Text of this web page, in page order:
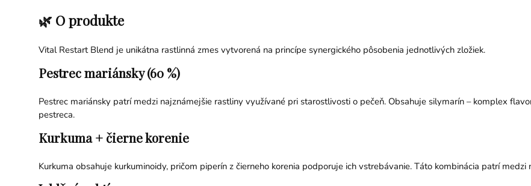
🌿 O produkte
Vital Restart Blend je unikátna rastlinná zmes vytvorená na princípe synergického pôsobenia jednotlivých zložiek.
Pestrec mariánsky (60 %)
Pestrec mariánsky patrí medzi najznámejšie rastliny využívané pri starostlivosti o pečeň. Obsahuje silymarín – komplex
pestreca.
Kurkuma + čierne korenie
Kurkuma obsahuje kurkuminoidy, pričom piperín z čierneho korenia podporuje ich vstrebávanie. Táto kombinácia patrí